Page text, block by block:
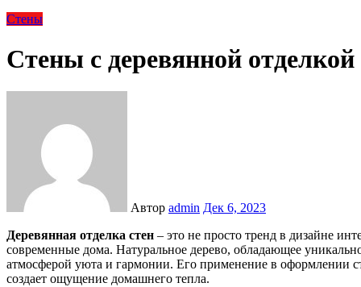
Стены
Стены с деревянной отделкой
Автор admin Дек 6, 2023
Деревянная отделка стен – это не просто тренд в дизайне
современные дома. Натуральное дерево, обладающее
атмосферой уюта и гармонии. Его применение в оформлении
создает ощущение домашнего тепла.